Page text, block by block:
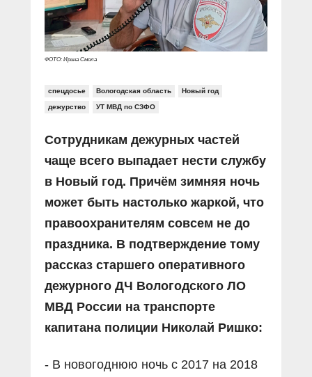
ФОТО: Ирина Смола
спецдосье Вологодская область Новый год
дежурство УТ МВД по СЗФО
Сотрудникам дежурных частей
чаще всего выпадает нести службу
в Новый год. Причём зимняя ночь
может быть настолько жаркой, что
правоохранителям совсем не до
праздника. В подтверждение тому
рассказ старшего оперативного
дежурного ДЧ Вологодского ЛО
МВД России на транспорте
капитана полиции Николай Ришко:
- В новогоднюю ночь с 2017 на 2018